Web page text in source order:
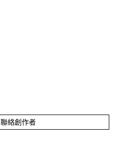
聯絡創作者